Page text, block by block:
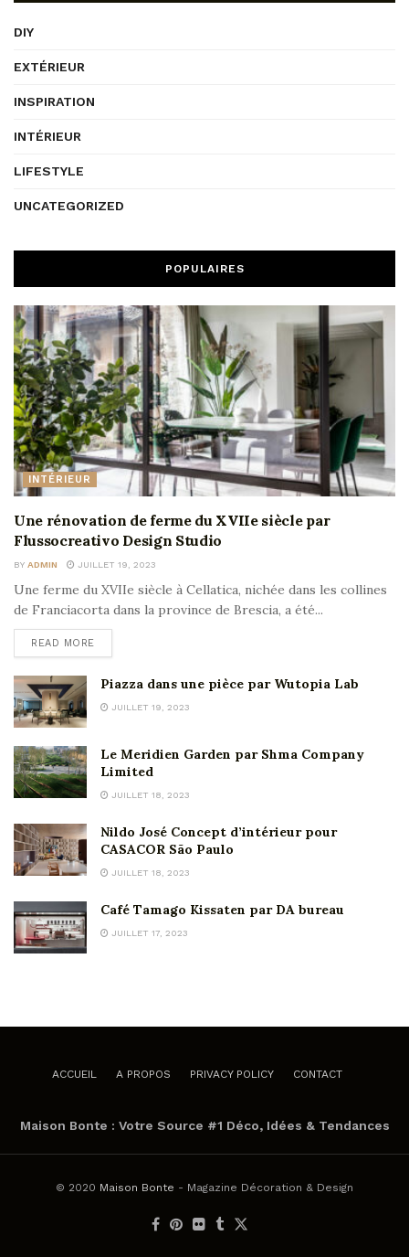
DIY
EXTÉRIEUR
INSPIRATION
INTÉRIEUR
LIFESTYLE
UNCATEGORIZED
POPULAIRES
INTÉRIEUR
Une rénovation de ferme du XVIIe siècle par
Flussocreativo Design Studio
BY ADMIN JUILLET 19, 2023
Une ferme du XVIIe siècle à Cellatica, nichée dans les collines
de Franciacorta dans la province de Brescia, a été...
READ MORE
Piazza dans une pièce par Wutopia Lab
JUILLET 19, 2023
Le Meridien Garden par Shma Company
Limited
JUILLET 18, 2023
Nildo José Concept d’intérieur pour
CASACOR São Paulo
JUILLET 18, 2023
Café Tamago Kissaten par DA bureau
JUILLET 17, 2023
ACCUEIL A PROPOS PRIVACY POLICY CONTACT
Maison Bonte : Votre Source #1 Déco, Idées & Tendances
© 2020 Maison Bonte - Magazine Décoration & Design